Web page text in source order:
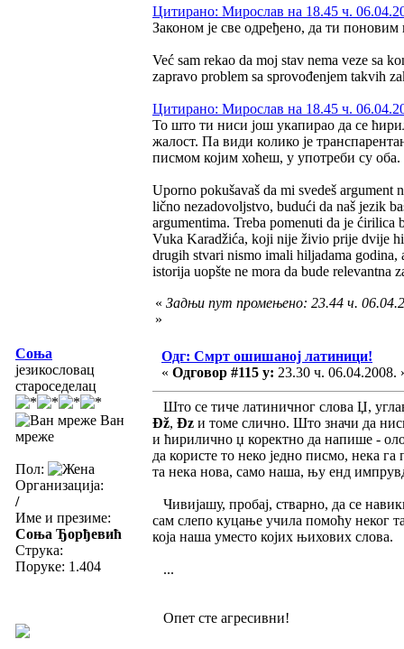
Цитирано: Мирослав на 18.45 ч.
Законом је све одређено, да ти
Već sam rekao da moj stav nema veze sa
zapravo problem sa sprovođenjem takvih
Цитирано: Мирослав на 18.45 ч.
То што ти ниси још укапирао да се
жалост. Па види колико је
писмом којим хоћеш, у употреби су оба.
Uporno pokušavaš da mi svedeš argument
lično nezadovoljstvo, budući da naš jezik
argumentima. Treba pomenuti da je
Vuka Karadžića, koji nije živio prije dvije
drugih stvari nismo imali hiljadama godina,
istorija uopšte ne mora da bude relevantna
« Задњи пут промењено: 23.44 ч.
»
Соња
језикословац
староседелац
Ван
мреже
Пол:
Организација:
/
Име и презиме:
Соња Ђорђевић
Струка:
Поруке: 1.404
Одг: Смрт ошишаној латиници!
« Одговор #115 у: 23.30 ч. 06.04.2008.
Што се тиче латиничног слова Џ,
Đž, Đz и томе слично. Што значи да
и ћирилично џ коректно да напише -
да користе то неко једно писмо, нека
та нека нова, само наша, њу енд
Чивијашу, пробај, стварно, да се
сам слепо куцање учила помоћу неког
која наша уместо којих њихових слова.
...
Опет сте агресивни!